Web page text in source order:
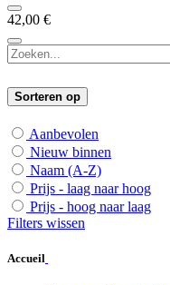
42,00 €
Sorteren op
Aanbevolen
Nieuw binnen
Naam (A-Z)
Prijs - laag naar hoog
Prijs - hoog naar laag
Filters wissen
Accueil